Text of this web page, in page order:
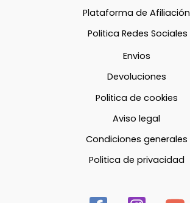
Plataforma de Afiliación
Politica Redes Sociales
Envios
Devoluciones
Politica de cookies
Aviso legal
Condiciones generales
Politica de privacidad